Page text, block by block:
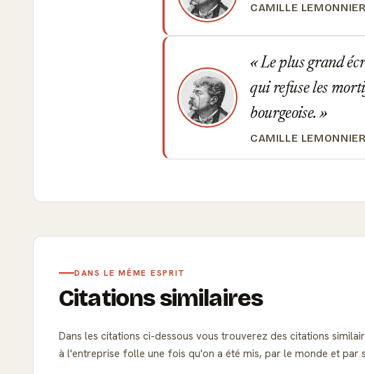
CAMILLE LEMONNIER
Le plus grand
qui refuse les
bourgeoise.
CAMILLE LEMONNIER
DANS LE MÊME ESPRIT
Citations similaires
Dans les citations ci-dessous vous trouverez des citations
à l'entreprise folle une fois qu'on a été mis, par le monde et par